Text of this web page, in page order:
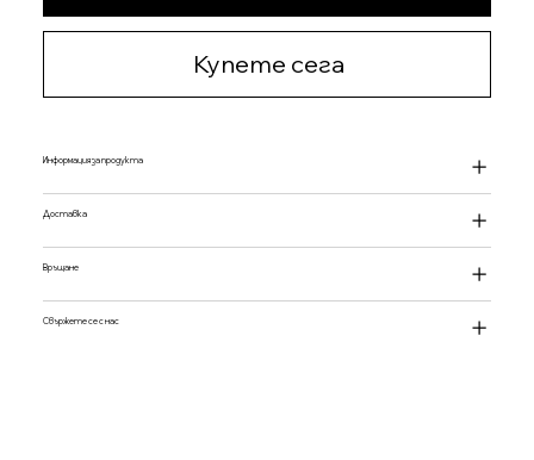
Купете сега
Информация за продукта
Доставка
Връщане
Свържете се с нас